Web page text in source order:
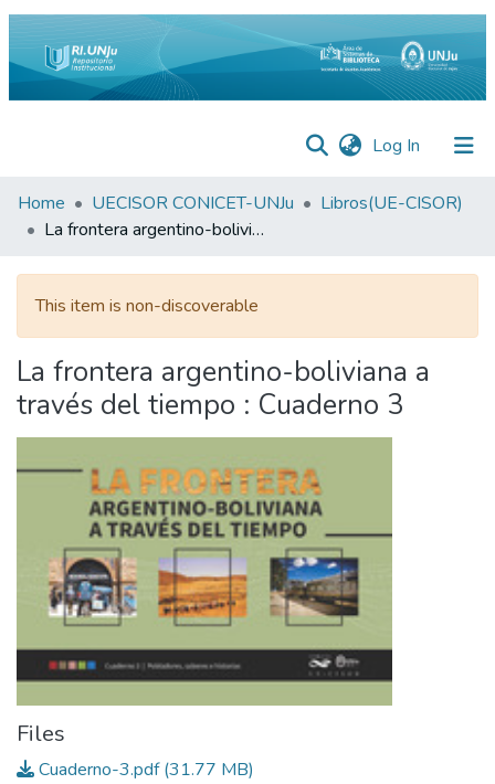
Log In (current)
Inicio
Frecuentes
Estadísticas
Equipo
Home UECISOR CONICET-UNJu
Libros(UE-CISOR)
La frontera argentino-boliviana a través del tiempo : Cuaderno 3
This item is non-discoverable
La frontera argentino-boliviana a
través del tiempo : Cuaderno 3
Files
Cuaderno-3.pdf(31.77 MB)